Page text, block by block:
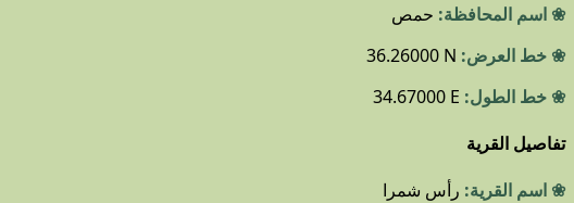
❀ اسم المحافظة: حمص
❀ خط العرض: 36.26000 N
❀ خط الطول: 34.67000 E
تفاصيل القرية
❀ اسم القرية: رأس شمرا